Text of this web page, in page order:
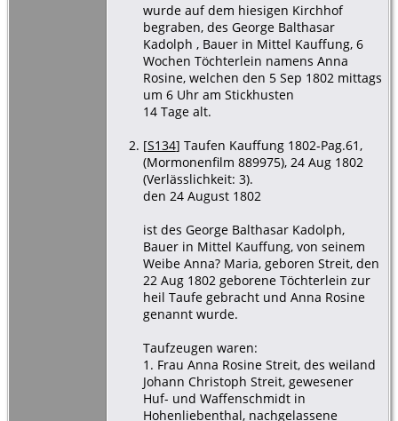
Beerdigung
- 7 Sep 1802
- Kauffung,
Kreis
Goldberg,
Schlesien
wurde auf dem hiesigen Kirchhof
begraben, des George Balthasar
Kadolph , Bauer in Mittel Kauffung, 6
Wochen Töchterlein namens Anna
Rosine, welchen den 5 Sep 1802 mittags
um 6 Uhr am Stickhusten
14 Tage alt.
[S134] Taufen Kauffung 1802-Pag.61,
(Mormonenfilm 889975), 24 Aug 1802
(Verlässlichkeit: 3).
den 24 August 1802
ist des George Balthasar Kadolph,
Bauer in Mittel Kauffung, von seinem
Weibe Anna? Maria, geboren Streit, den
22 Aug 1802 geborene Töchterlein zur
heil Taufe gebracht und Anna Rosine
genannt wurde.
Taufzeugen waren:
1. Frau Anna Rosine Streit, des weiland
Johann Christoph Streit, gewesener
Huf- und Waffenschmidt in
Hohenliebenthal, nachgelassene